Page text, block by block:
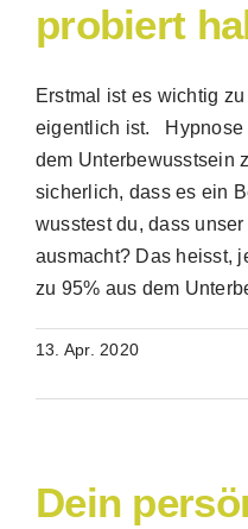
probiert
Erstmal ist es wichtig
eigentlich ist. Hypnose
dem Unterbewusstsein
sicherlich, dass es ein
wusstest du, dass
ausmacht? Das heisst,
zu 95% aus dem
13. Apr. 2020
Dein